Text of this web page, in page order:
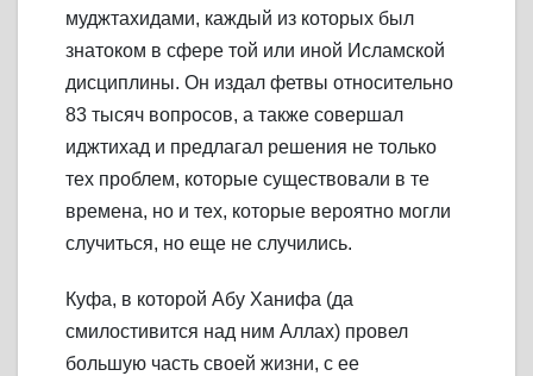
муджтахидами, каждый из которых был
знатоком в сфере той или иной Исламской
дисциплины. Он издал фетвы относительно
83 тысяч вопросов, а также совершал
иджтихад и предлагал решения не только
тех проблем, которые существовали в те
времена, но и тех, которые вероятно могли
случиться, но еще не случились.
Куфа, в которой Абу Ханифа (да
смилостивится над ним Аллах) провел
большую часть своей жизни, с ее